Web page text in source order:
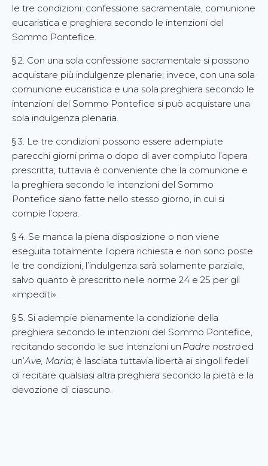
le tre condizioni: confessione sacramentale, comunione
eucaristica e preghiera secondo le intenzioni del
Sommo Pontefice.
§ 2. Con una sola confessione sacramentale si possono
acquistare più indulgenze plenarie; invece, con una sola
comunione eucaristica e una sola preghiera secondo le
intenzioni del Sommo Pontefice si può acquistare una
sola indulgenza plenaria.
§ 3. Le tre condizioni possono essere adempiute
parecchi giorni prima o dopo di aver compiuto l’opera
prescritta; tuttavia è conveniente che la comunione e
la preghiera secondo le intenzioni del Sommo
Pontefice siano fatte nello stesso giorno, in cui si
compie l’opera.
§ 4. Se manca la piena disposizione o non viene
eseguita totalmente l’opera richiesta e non sono poste
le tre condizioni, l’indulgenza sarà solamente parziale,
salvo quanto è prescritto nelle norme 24 e 25 per gli
«impediti».
§ 5. Si adempie pienamente la condizione della
preghiera secondo le intenzioni del Sommo Pontefice,
recitando secondo le sue intenzioni un Padre nostroed
un’Ave, Maria; è lasciata tuttavia libertà ai singoli fedeli
di recitare qualsiasi altra preghiera secondo la pietà e la
devozione di ciascuno.